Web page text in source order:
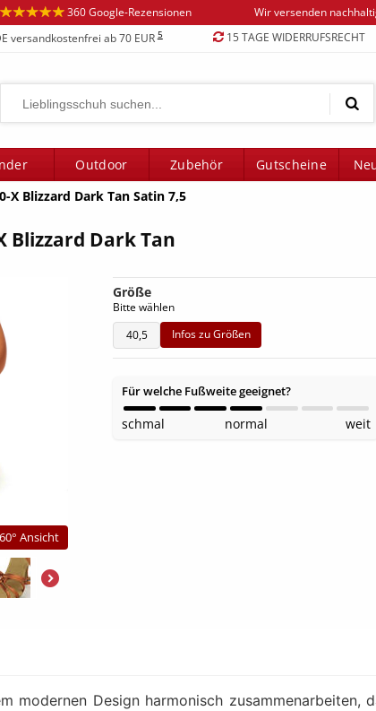
360 Google-Rezensionen Wir versenden
versandkostenfrei ab 70 EUR5 15 TAGE WIDERRUFSRECHT
Outdoor Zubehör Gutscheine
X Blizzard Dark Tan Satin 7,5
Blizzard Dark Tan
Ansicht
Größe
Bitte wählen
40,5
Infos zu Größen
Für welche Fußweite geeignet?
schmal normal weit
modernen Design harmonisch zusammenarbeiten,